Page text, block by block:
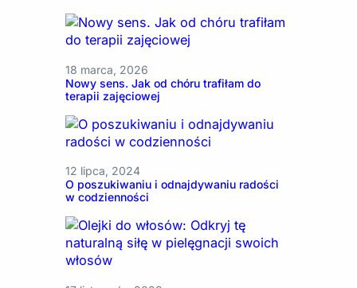
18 marca, 2026
Nowy sens. Jak od chóru trafiłam do
terapii zajęciowej
12 lipca, 2024
O poszukiwaniu i odnajdywaniu radości
w codzienności